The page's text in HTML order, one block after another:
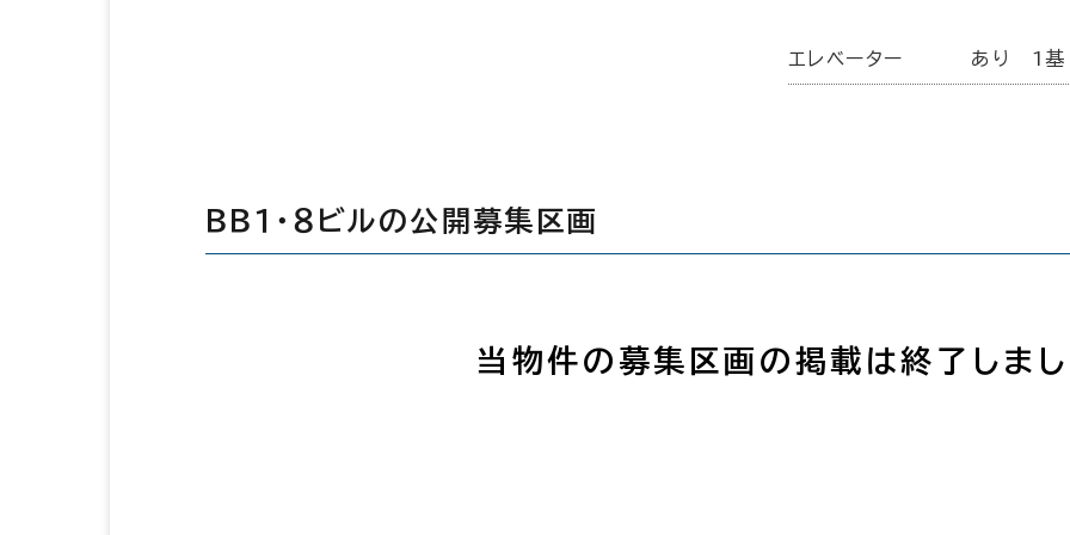
エレベーター あり 1基
ＢＢ１・８ビルの公開募集区画
当物件の募集区画の掲載は終了しまし